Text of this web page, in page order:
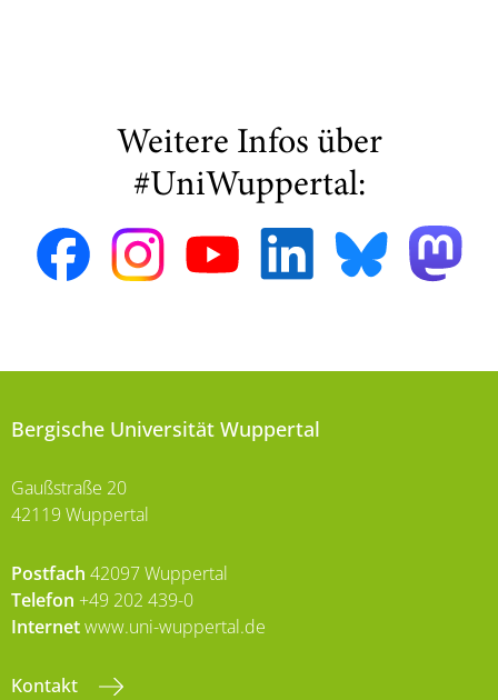
Weitere Infos über
#UniWuppertal:
Bergische Universität Wuppertal
Gaußstraße 20
42119 Wuppertal
Postfach 42097 Wuppertal
Telefon +49 202 439-0
Internetwww.uni-wuppertal.de
Kontakt